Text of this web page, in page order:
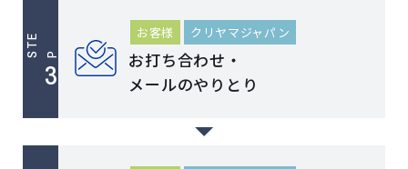
S
T
E P
お客様 クリヤマジャパン
お打ち合わせ・
メールのやりとり